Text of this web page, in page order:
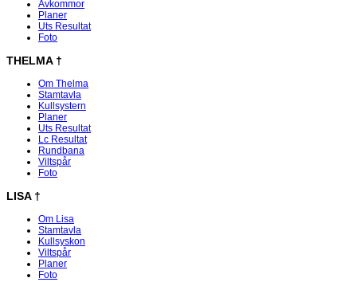
Avkommor
Planer
Uts Resultat
Foto
THELMA †
Om Thelma
Stamtavla
Kullsystern
Planer
Uts Resultat
Lc Resultat
Rundbana
Viltspår
Foto
LISA †
Om Lisa
Stamtavla
Kullsyskon
Viltspår
Planer
Foto